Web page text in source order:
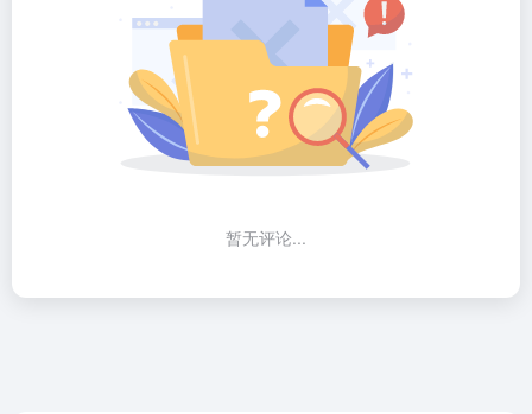
暂无评论...